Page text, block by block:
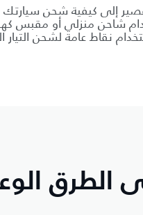
إلى كيفية شحن سيارتك
شاحن منزلي أو مقبس
نقاط عامة لشحن التيار
الطرق